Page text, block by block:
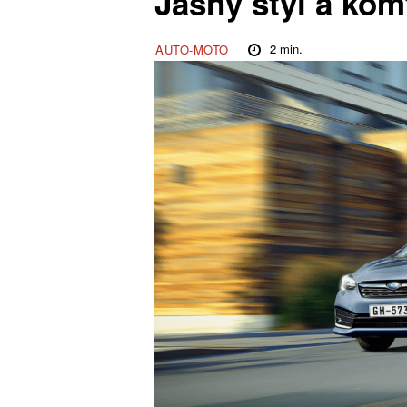
AUTO-MOTO 2min.